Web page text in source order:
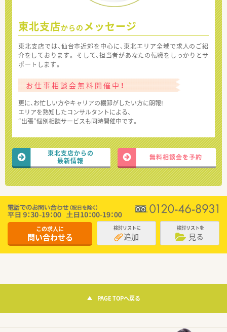
東北支店からの メッセージ
東北支店では、仙台市近郊を中心に、東北エリア全域で求人のご紹
介をしております。 そして、担当者があなたの転職をしっかりとサ
ポートします。
お仕事相談会無料開催中！
更に、お忙しい方やキャリアの棚卸がしたい方に朗報!
エリアを熟知したコンサルタントによる、
“出張”個別相談サービスも同時開催中です。
東北支店からの
最新情報
無料相談会を予約
この求人に
問い合わせる
検討リストに
追加
検討リストを
見る
PAGE TOPへ戻る